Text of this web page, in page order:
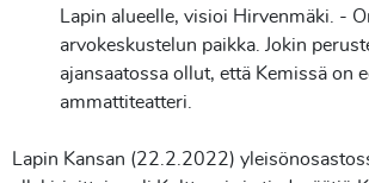
Lapin alueelle, visioi Hirvenmäki. -
arvokeskustelun paikka. Jokin
ajansaatossa ollut, että Kemissä on
ammattiteatteri.
Lapin Kansan (22.2.2022)